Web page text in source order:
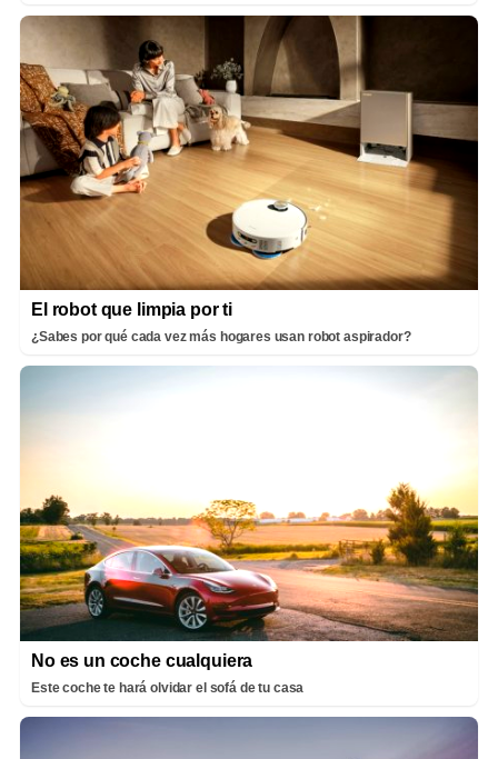
El robot que limpia por ti
¿Sabes por qué cada vez más hogares usan robot aspirador?
No es un coche cualquiera
Este coche te hará olvidar el sofá de tu casa